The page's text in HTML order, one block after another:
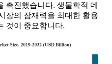
촉진했습니다. 생물학적 데
장의 잠재력을 최대한 활용
것이 중요합니다.